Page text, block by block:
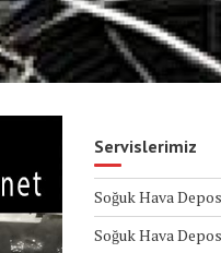
Servislerimiz
Soğuk Hava
Soğuk Hava